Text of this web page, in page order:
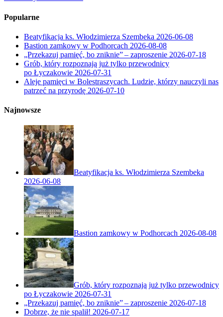
Popularne
Beatyfikacja ks. Włodzimierza Szembeka 2026-06-08
Bastion zamkowy w Podhorcach 2026-08-08
„Przekazuj pamięć, bo zniknie” – zaproszenie 2026-07-18
Grób, który rozpoznają już tylko przewodnicy
po Łyczakowie 2026-07-31
Aleje pamięci w Bolestraszycach. Ludzie, którzy nauczyli nas
patrzeć na przyrodę 2026-07-10
Najnowsze
Beatyfikacja ks. Włodzimierza Szembeka
2026-06-08
Bastion zamkowy w Podhorcach 2026-08-08
Grób, który rozpoznają już tylko przewodnicy
po Łyczakowie 2026-07-31
„Przekazuj pamięć, bo zniknie” – zaproszenie 2026-07-18
Dobrze, że nie spalił! 2026-07-17